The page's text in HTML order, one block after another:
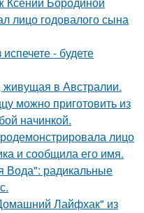
лицо годовалого сына
- будете
в Австралии.
можно приготовить из
начинкой.
лицо
и сообщила его имя.
Вода": радикальные
Лайфхак" из